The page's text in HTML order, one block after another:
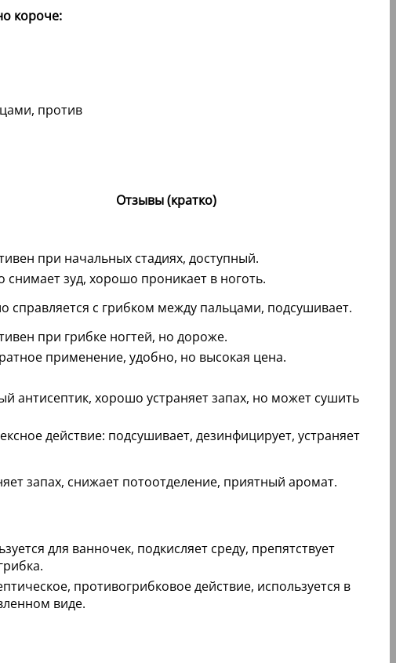
короче:
Отзывы (кратко)
при начальных стадиях, доступный.
снимает зуд, хорошо проникает в ноготь.
справляется с грибком между пальцами, подсушивает.
при грибке ногтей, но дороже.
применение, удобно, но высокая цена.
антисептик, хорошо устраняет запах, но может сушить
действие: подсушивает, дезинфицирует, устраняет
запах, снижает потоотделение, приятный аромат.
для ванночек, подкисляет среду, препятствует
противогрибковое действие, используется в
виде.